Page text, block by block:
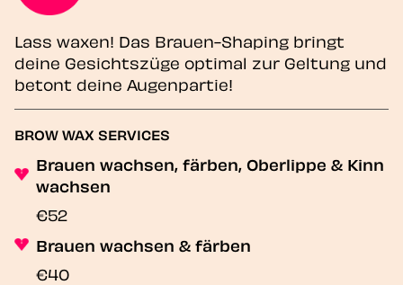
Lass waxen! Das Brauen-Shaping bringt
deine Gesichtszüge optimal zur Geltung und
betont deine Augenpartie!
BROW WAX SERVICES
Brauen wachsen, färben, Oberlippe & Kinn
wachsen
€52
Brauen wachsen & färben
€40